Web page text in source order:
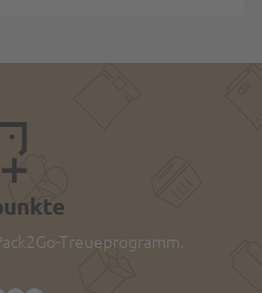
Treueprogramm.